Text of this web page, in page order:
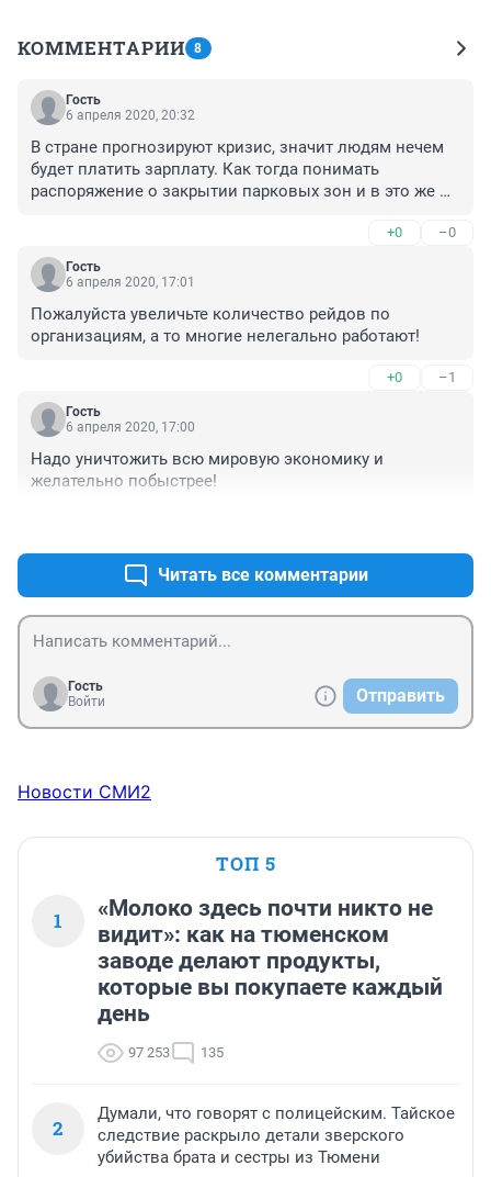
КОММЕНТАРИИ 8
Гость
6 апреля 2020, 20:32
В стране прогнозируют кризис, значит людям нечем
будет платить зарплату. Как тогда понимать
распоряжение о закрытии парковых зон и в это же
свет. Кому подсвечивает местная администрация?
+0 –0
Гость
6 апреля 2020, 17:01
Пожалуйста увеличьте количество рейдов по
организациям, а то многие нелегально работают!
+0 –1
Гость
6 апреля 2020, 17:00
Надо уничтожить всю мировую экономику и
желательно побыстрее!
Читать все комментарии
Гость
Войти
Отправить
Новости СМИ2
ТОП 5
1
«Молоко здесь почти никто не
видит»: как на тюменском
заводе делают продукты,
которые вы покупаете каждый
день
97 253 135
2
Думали, что говорят с полицейским. Тайское
следствие раскрыло детали зверского
убийства брата и сестры из Тюмени